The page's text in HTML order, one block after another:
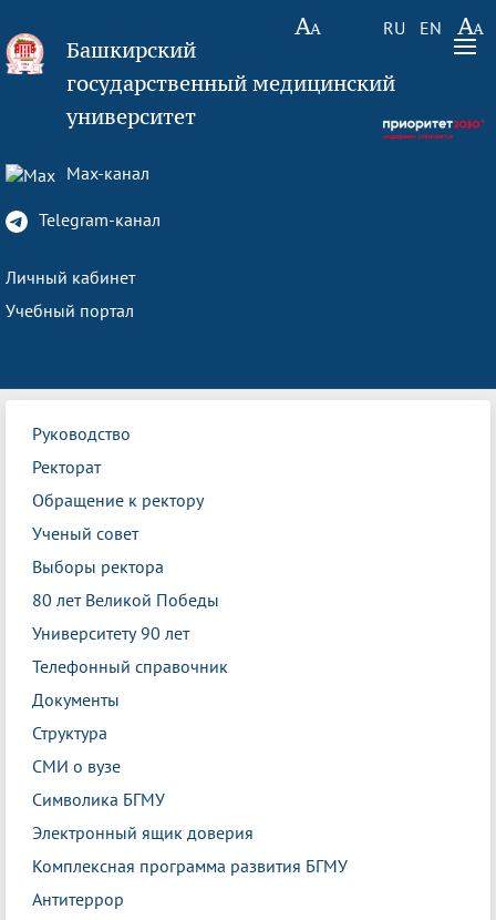
RU EN
Башкирский
государственный медицинский
университет
Max-канал
Telegram-канал
Личный кабинет
Учебный портал
Руководство
Ректорат
Обращение к ректору
Ученый совет
Выборы ректора
80 лет Великой Победы
Университету 90 лет
Телефонный справочник
Документы
Структура
СМИ о вузе
Символика БГМУ
Электронный ящик доверия
Комплексная программа развития БГМУ
Антитеррор